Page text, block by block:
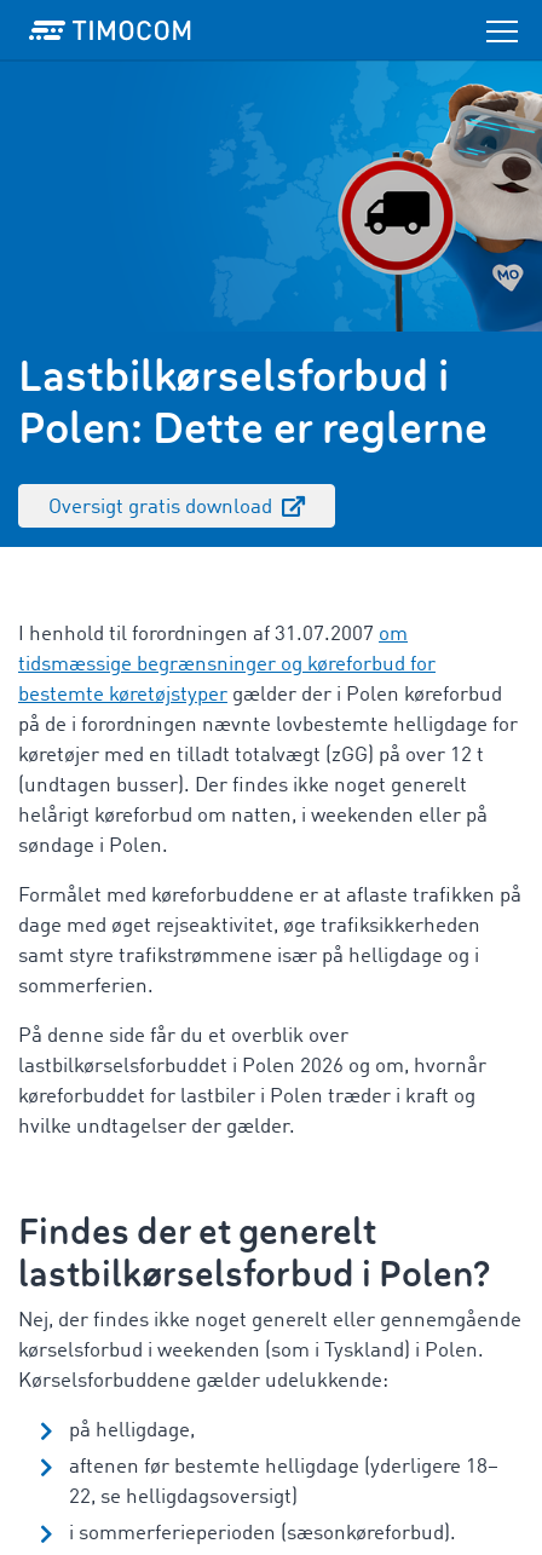
Lastbilkørselsforbud i
Polen: Dette er reglerne
Oversigt gratis download
I henhold til forordningen af 31.07.2007 om
tidsmæssige begrænsninger og køreforbud for
bestemte køretøjstyper gælder der i Polen køreforbud
på de i forordningen nævnte lovbestemte helligdage for
køretøjer med en tilladt totalvægt ( zGG ) på over 12 t
(undtagen busser). Der findes ikke noget generelt
helårigt køreforbud om natten, i weekenden eller på
søndage i Polen.
Formålet med køreforbuddene er at aflaste trafikken på
dage med øget rejseaktivitet, øge trafiksikkerheden
samt styre trafikstrømmene især på helligdage og i
sommerferien.
På denne side får du et overblik over
lastbilkørselsforbuddet i Polen 2026 og om, hvornår
køreforbuddet for lastbiler i Polen træder i kraft og
hvilke undtagelser der gælder.
Findes der et generelt
lastbilkørselsforbud i Polen?
Nej, der findes ikke noget generelt eller gennemgående
kørselsforbud i weekenden (som i Tyskland) i Polen.
Kørselsforbuddene gælder udelukkende:
på helligdage,
aftenen før bestemte helligdage (yderligere 18–
22, se helligdagsoversigt)
i sommerferieperioden (sæsonkøreforbud).